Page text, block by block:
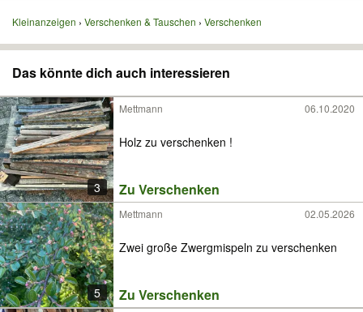
Kleinanzeigen Verschenken & Tauschen Verschenken
Das könnte dich auch interessieren
3
Mettmann 06.10.2020
Holz zu verschenken !
Zu Verschenken
5
Mettmann 02.05.2026
Zwei große Zwergmispeln zu verschenken
Zu Verschenken